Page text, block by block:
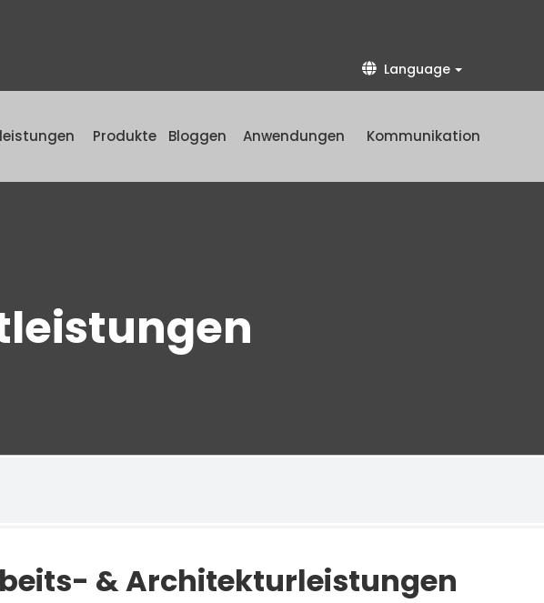
Language
Produkte Bloggen Anwendungen Kommunikation
& Architekturleistungen